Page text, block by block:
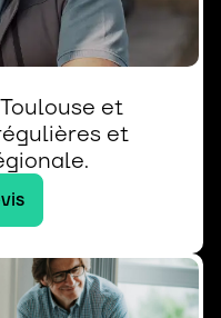
et
et